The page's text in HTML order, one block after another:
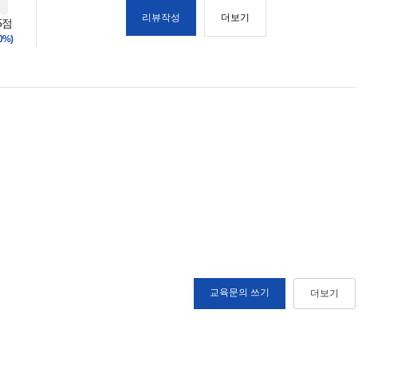
리뷰작성 더보기
교육문의 쓰기 더보기